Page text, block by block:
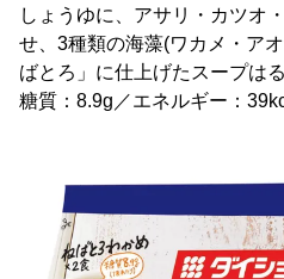
しょうゆに、アサリ・カツオ
せ、3種類の海藻(ワカメ・ア
ばとろ」に仕上げたスープは
糖質：8.9g／エネルギー：